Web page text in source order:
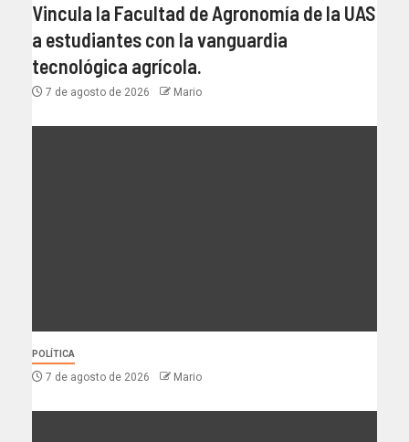
Vincula la Facultad de Agronomía de la UAS
a estudiantes con la vanguardia
tecnológica agrícola.
7 de agosto de 2026 Mario
POLÍTICA
7 de agosto de 2026 Mario